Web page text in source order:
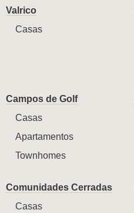
Valrico
Casas
Campos de Golf
Casas
Apartamentos
Townhomes
Comunidades Cerradas
Casas